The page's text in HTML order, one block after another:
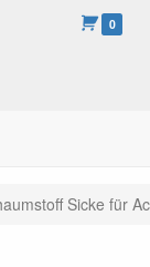
0
Sicke für